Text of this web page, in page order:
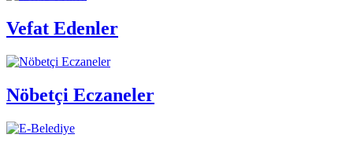
Vefat Edenler
Nöbetçi Eczaneler